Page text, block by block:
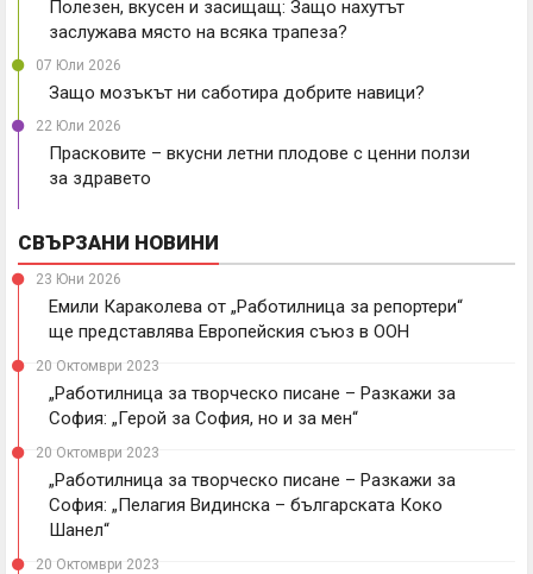
Полезен, вкусен и засищащ: Защо нахутът
заслужава място на всяка трапеза?
07 Юли 2026
Защо мозъкът ни саботира добрите навици?
22 Юли 2026
Прасковите – вкусни летни плодове с ценни ползи
за здравето
СВЪРЗАНИ НОВИНИ
23 Юни 2026
Емили Караколева от „Работилница за репортери“
ще представлява Европейския съюз в ООН
20 Октомври 2023
„Работилница за творческо писане – Разкажи за
София: „Герой за София, но и за мен“
20 Октомври 2023
„Работилница за творческо писане – Разкажи за
София: „Пелагия Видинска – българската Коко
Шанел“
20 Октомври 2023